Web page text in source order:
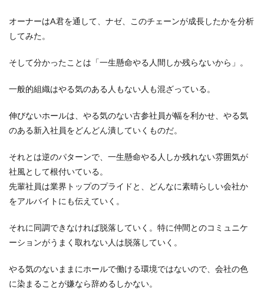
オーナーはA君を通して、ナゼ、このチェーンが成長したかを分析
してみた。
そして分かったことは「一生懸命やる人間しか残らないから」。
一般的組織はやる気のある人もない人も混ざっている。
伸びないホールは、やる気のない古参社員が幅を利かせ、やる気
のある新入社員をどんどん潰していくものだ。
それとは逆のパターンで、一生懸命やる人しか残れない雰囲気が
社風として根付いている。
先輩社員は業界トップのプライドと、どんなに素晴らしい会社か
をアルバイトにも伝えていく。
それに同調できなければ脱落していく。特に仲間とのコミュニケ
ーションがうまく取れない人は脱落していく。
やる気のないままにホールで働ける環境ではないので、会社の色
に染まることが嫌なら辞めるしかない。